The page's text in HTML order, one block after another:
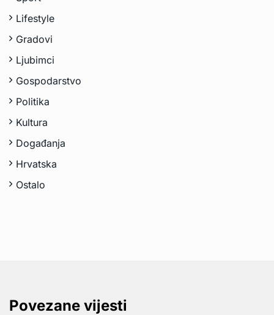
Lifestyle
Gradovi
Ljubimci
Gospodarstvo
Politika
Kultura
Događanja
Hrvatska
Ostalo
Povezane vijesti